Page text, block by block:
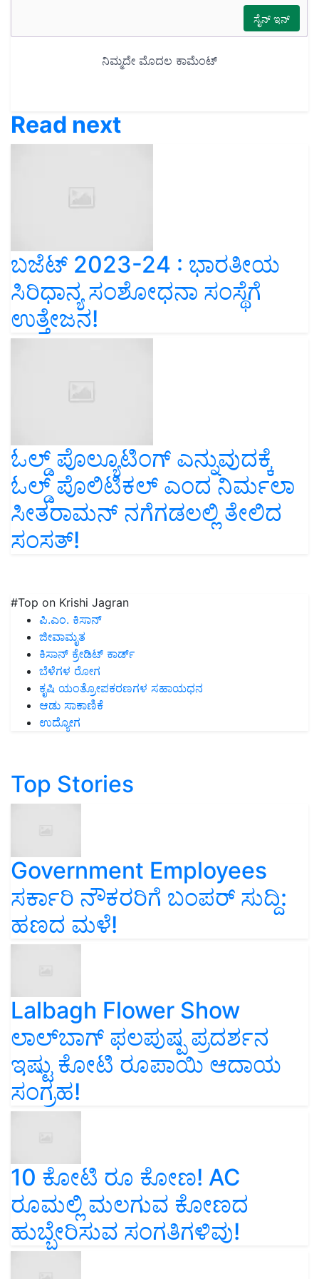
Read next
ಬಜೆಟ್‌ 2023-24 : ಭಾರತೀಯ
ಸಿರಿಧಾನ್ಯ ಸಂಶೋಧನಾ ಸಂಸ್ಥೆಗೆ
ಉತ್ತೇಜನ!
ಓಲ್ಡ್‌ ಪೊಲ್ಯೂಟಿಂಗ್‌ ಎನ್ನುವುದಕ್ಕೆ
ಓಲ್ಡ್‌ ಪೊಲಿಟಿಕಲ್‌ ಎಂದ ನಿರ್ಮಲಾ
ಸೀತರಾಮನ್‌ ನಗೆಗಡಲಲ್ಲಿ ತೇಲಿದ
ಸಂಸತ್!
#Top on Krishi Jagran
ಪಿ.ಎಂ. ಕಿಸಾನ್
ಜೀವಾಮೃತ
ಕಿಸಾನ್ ಕ್ರೇಡಿಟ್ ಕಾರ್ಡ್
ಬೆಳೆಗಳ ರೋಗ
ಕೃಷಿ ಯಂತ್ರೋಪಕರಣಗಳ ಸಹಾಯಧನ
ಆಡು ಸಾಕಾಣಿಕೆ
ಉದ್ಯೋಗ
Top Stories
Government Employees
ಸರ್ಕಾರಿ ನೌಕರರಿಗೆ ಬಂಪರ್‌ ಸುದ್ದಿ:
ಹಣದ ಮಳೆ!
Lalbagh Flower Show
ಲಾಲ್‌ಬಾಗ್ ಫಲಪುಷ್ಪ ಪ್ರದರ್ಶನ
ಇಷ್ಟು ಕೋಟಿ ರೂಪಾಯಿ ಆದಾಯ
ಸಂಗ್ರಹ!
10 ಕೋಟಿ ರೂ ಕೋಣ! AC
ರೂಮಲ್ಲಿ ಮಲಗುವ ಕೋಣದ
ಹುಬ್ಬೇರಿಸುವ ಸಂಗತಿಗಳಿವು!